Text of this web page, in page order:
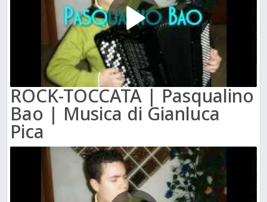
ROCK-TOCCATA | Pasqualino
Bao | Musica di Gianluca
Pica